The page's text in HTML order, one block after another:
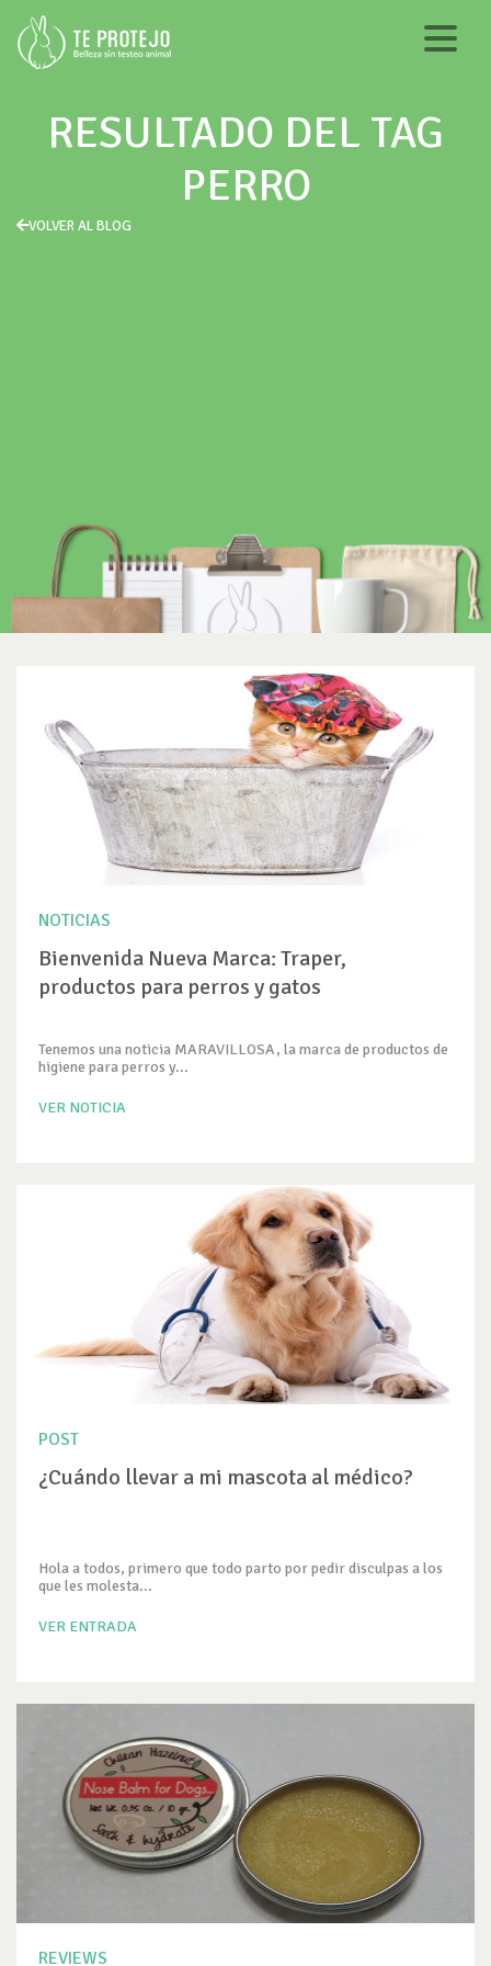
RESULTADO DEL TAG
PERRO
VOLVER AL BLOG
NOTICIAS
Bienvenida Nueva Marca: Traper,
productos para perros y gatos
Tenemos una noticia MARAVILLOSA, la marca de productos de
higiene para perros y...
VER NOTICIA
POST
¿Cuándo llevar a mi mascota al médico?
Hola a todos, primero que todo parto por pedir disculpas a los
que les molesta...
VER ENTRADA
REVIEWS